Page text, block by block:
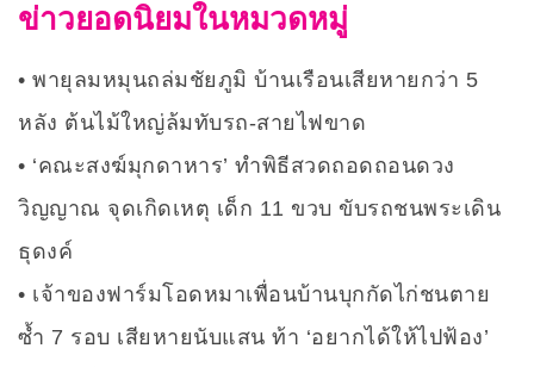
ข่าวยอดนิยมในหมวดหมู่
พายุลมหมุนถล่มชัยภูมิ บ้านเรือนเสียหายกว่า 5
หลัง ต้นไม้ใหญ่ล้มทับรถ-สายไฟขาด
‘คณะสงฆ์มุกดาหาร’ ทำพิธีสวดถอดถอนดวง
วิญญาณ จุดเกิดเหตุ เด็ก 11 ขวบ ขับรถชนพระเดิน
ธุดงค์
เจ้าของฟาร์มโอดหมาเพื่อนบ้านบุกกัดไก่ชนตาย
ซ้ำ 7 รอบ เสียหายนับแสน ท้า ‘อยากได้ให้ไปฟ้อง’